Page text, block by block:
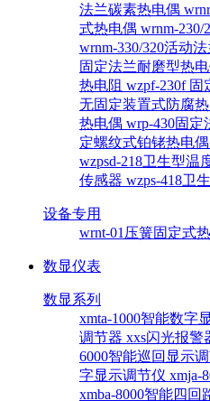
法兰碳素热电偶
式热电偶 wrnm-
wrnm-330/320活动
固定法兰耐磨型热
热电阻 wzpf-230f 固
无固定装置式防腐热
热电偶 wrp-430固定
定螺纹式铂铑热电偶
wzpsd-218卫生型温
传感器 wzps-418卫
设备专用
wrnt-01压簧固定式
数显仪表
数显系列
xmta-1000智能数字
调节器 xxs闪光报警
6000智能巡回显示
字显示调节仪 xmja-
xmba-8000智能四